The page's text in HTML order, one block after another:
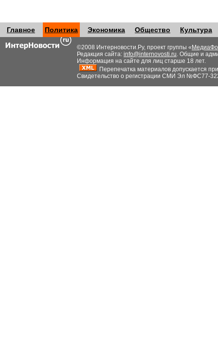
Главное Политика Экономика Общество Культура
©2008 Интерновости.Ру, проект группы «
Редакция сайта: info@internovosti.ru. Общие и
Информация на сайте для лиц старше 18 лет.
Перепечатка материалов допускается
Свидетельство о регистрации СМИ Эл №ФС77-